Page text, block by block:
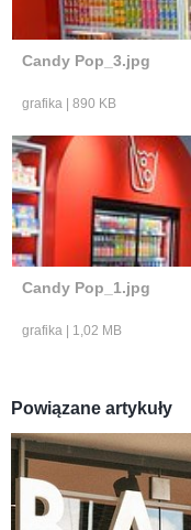
Candy Pop_3.jpg
grafika | 890 KB
Candy Pop_1.jpg
grafika | 1,02 MB
Powiązane artykuły